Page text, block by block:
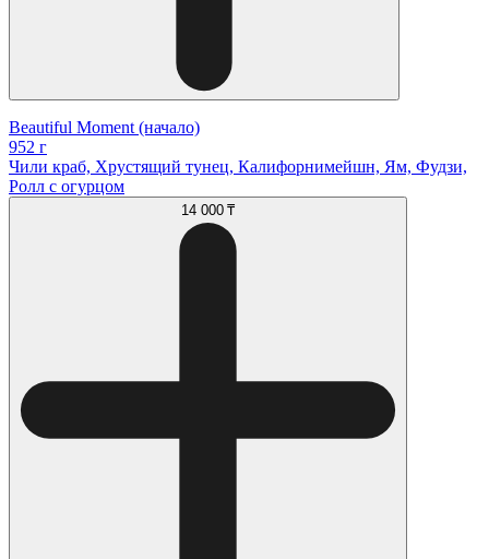
Beautiful Moment (начало)
952 г
Чили краб, Хрустящий тунец, Калифорнимейшн, Ям, Фудзи,
Ролл с огурцом
14 000 ₸